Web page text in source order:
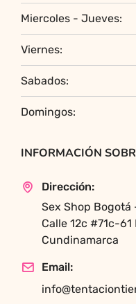
Miercoles - Jueves:
Viernes:
Sabados:
Domingos:
INFORMACIÓN
Dirección:
Sex Shop Bogotá
Calle 12c #71c-
Cundinamarca
Email: